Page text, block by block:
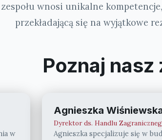
wnosi unikalne
przekładającą się na wyjątkowe
Poznaj nasz
w
Agnieszka
Dyrektor ds. Handlu
Agnieszka specjalizuje się w